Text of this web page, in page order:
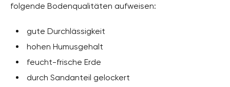
folgende Bodenqualitäten aufweisen:
gute Durchlässigkeit
hohen Humusgehalt
feucht-frische Erde
durch Sandanteil gelockert